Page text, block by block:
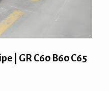
| GR C60 B60 C65